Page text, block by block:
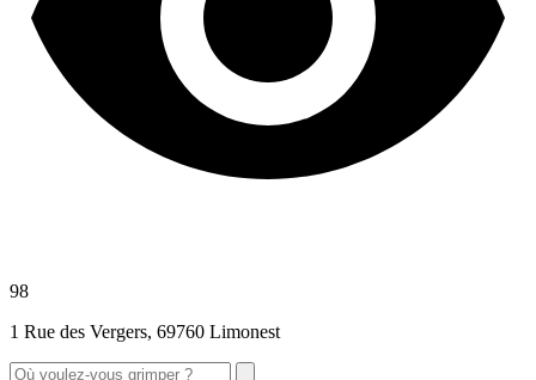
98
1 Rue des Vergers, 69760 Limonest